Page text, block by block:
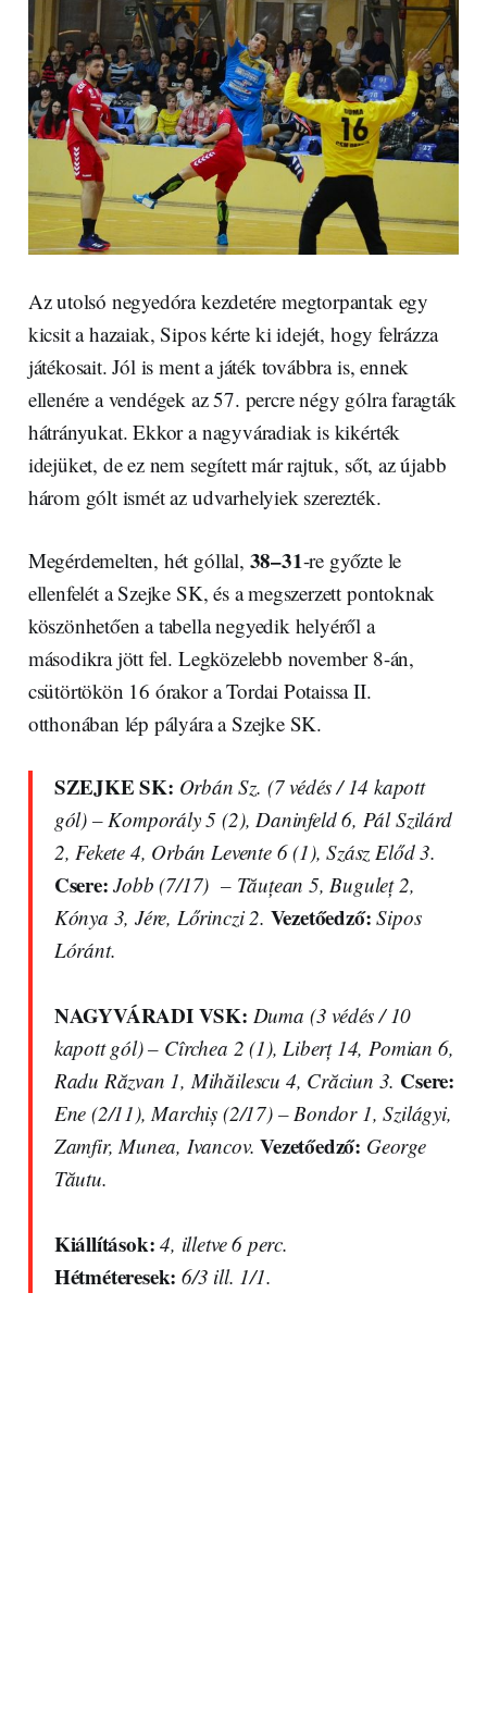
Az utolsó negyedóra kezdetére megtorpantak egy
kicsit a hazaiak, Sipos kérte ki idejét, hogy felrázza
játékosait. Jól is ment a játék továbbra is, ennek
ellenére a vendégek az 57. percre négy gólra faragták
hátrányukat. Ekkor a nagyváradiak is kikérték
idejüket, de ez nem segített már rajtuk, sőt, az újabb
három gólt ismét az udvarhelyiek szerezték.
Megérdemelten, hét góllal, 38–31-re győzte le
ellenfelét a Szejke SK, és a megszerzett pontoknak
köszönhetően a tabella negyedik helyéről a
másodikra jött fel. Legközelebb november 8-án,
csütörtökön 16 órakor a Tordai Potaissa II.
otthonában lép pályára a Szejke SK.
SZEJKE SK: Orbán Sz. (7 védés / 14 kapott
gól) – Komporály 5 (2), Daninfeld 6, Pál Szilárd
2, Fekete 4, Orbán Levente 6 (1), Szász Előd 3.
Csere: Jobb (7/17) – Tăuțean 5, Buguleț 2,
Kónya 3, Jére, Lőrinczi 2. Vezetőedző: Sipos
Lóránt.
NAGYVÁRADI VSK: Duma (3 védés / 10
kapott gól) – Cîrchea 2 (1), Liberț 14, Pomian 6,
Radu Răzvan 1, Mihăilescu 4, Crăciun 3. Csere:
Ene (2/11), Marchiș (2/17) – Bondor 1, Szilágyi,
Zamfir, Munea, Ivancov.Vezetőedző: George
Tăutu.
Kiállítások: 4, illetve 6 perc.
Hétméteresek: 6/3 ill. 1/1.